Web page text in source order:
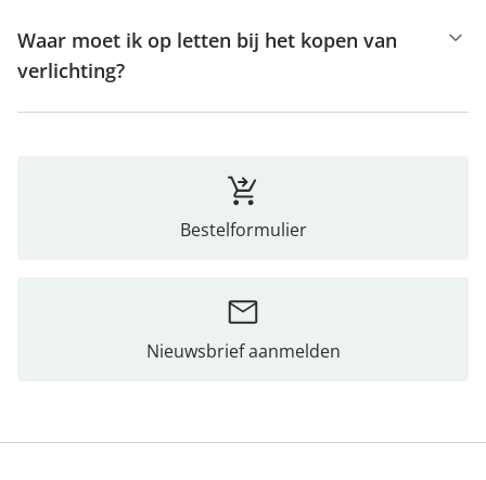
Waar moet ik op letten bij het kopen van
verlichting?
Bestelformulier
Nieuwsbrief aanmelden